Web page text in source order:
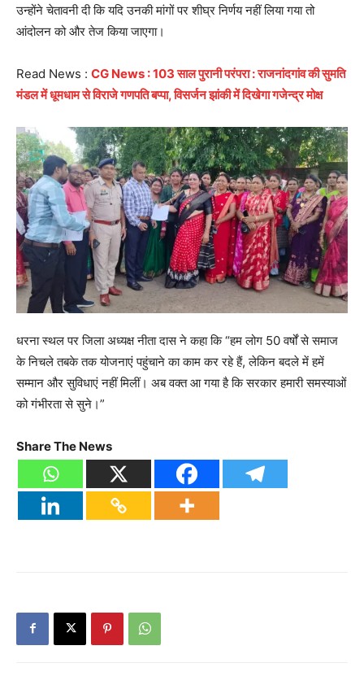
उन्होंने चेतावनी दी कि यदि उनकी मांगों पर शीघ्र निर्णय नहीं लिया गया तो
आंदोलन को और तेज किया जाएगा।
Read News : CG News : 103 साल पुरानी परंपरा : राजनांदगांव की सुमति
मंडल में धूमधाम से विराजे गणपति बप्पा, विसर्जन झांकी में दिखेगा गजेन्द्र मोक्ष
धरना स्थल पर जिला अध्यक्ष नीता दास ने कहा कि “हम लोग 50 वर्षों से समाज
के निचले तबके तक योजनाएं पहुंचाने का काम कर रहे हैं, लेकिन बदले में हमें
सम्मान और सुविधाएं नहीं मिलीं। अब वक्त आ गया है कि सरकार हमारी समस्याओं
को गंभीरता से सुने।”
Share The News